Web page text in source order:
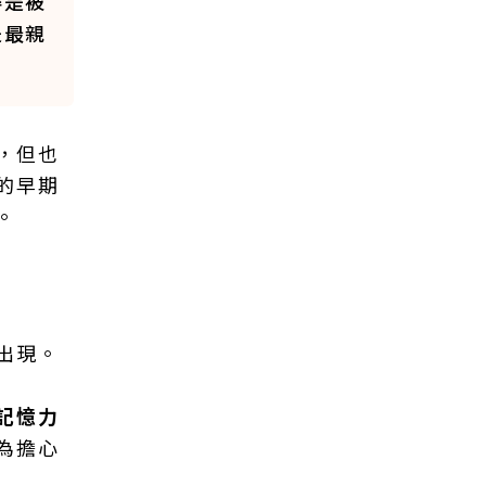
親
但也
早期
現。
憶力
擔心